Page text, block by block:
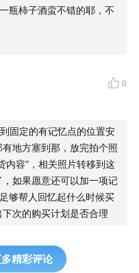
瓶柿子酒蛮不错的耶，不
0
固定的有记忆点的位置安
地方塞到那，放完拍个照
内容”，相关照片转移到这
如果愿意还可以加一项记
够帮人回忆起什么时候买
次的购买计划是否合理
精彩评论